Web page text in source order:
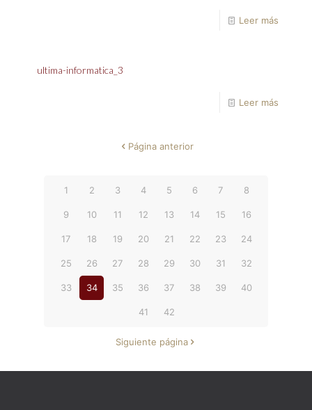
Leer más
ultima-informatica_3
Leer más
Página anterior
1 2 3 4 5 6 7 8
9 10 11 12 13 14 15 16
17 18 19 20 21 22 23 24
25 26 27 28 29 30 31 32
33 34 35 36 37 38 39 40
41 42
Siguiente página